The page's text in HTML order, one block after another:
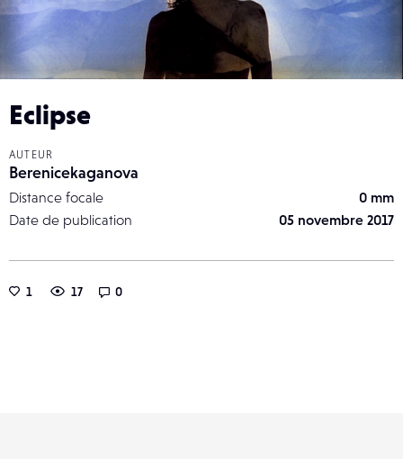
Eclipse
AUTEUR
Berenicekaganova
Distance focale
0 mm
Date de publication
05 novembre 2017
1 17 0